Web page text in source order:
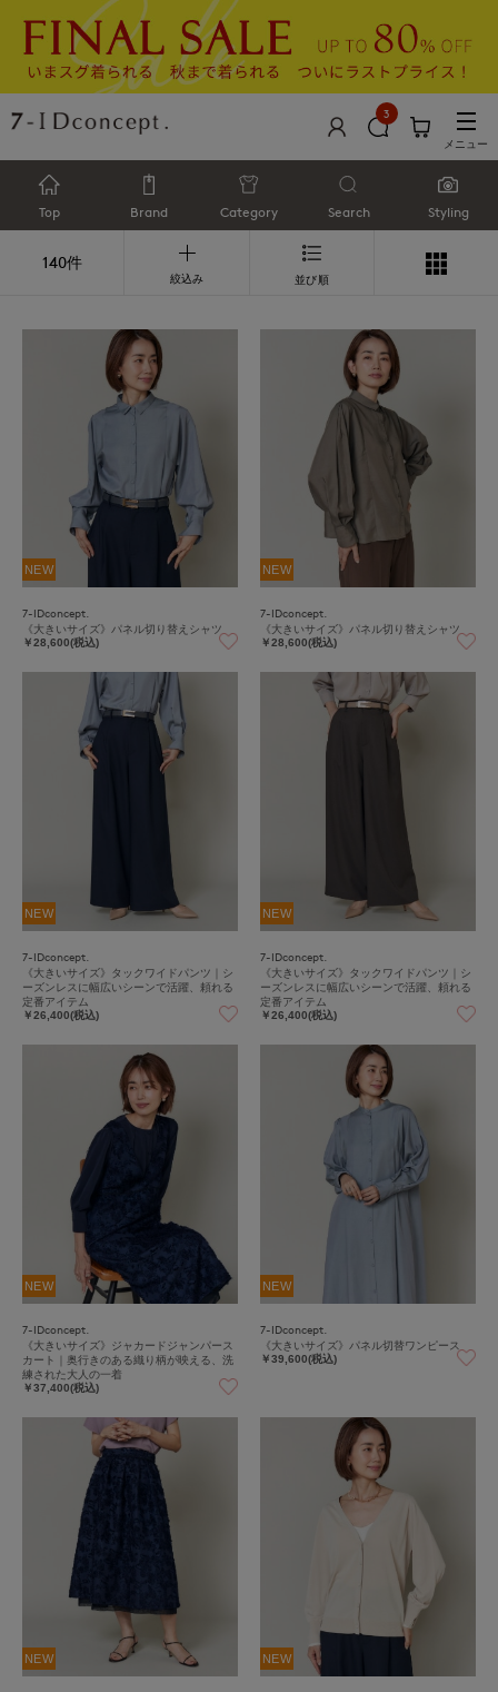
3
メニュー
Top Brand Category Search Styling
140件
絞込み 並び順
NEW
7-IDconcept.
《大きいサイズ》パネル切り替えシャツ
￥28,600(税込)
NEW
7-IDconcept.
《大きいサイズ》パネル切り替えシャツ
￥28,600(税込)
NEW
7-IDconcept.
《大きいサイズ》タックワイドパンツ｜シ
ーズンレスに幅広いシーンで活躍、頼れる
定番アイテム
￥26,400(税込)
NEW
7-IDconcept.
《大きいサイズ》タックワイドパンツ｜シ
ーズンレスに幅広いシーンで活躍、頼れる
定番アイテム
￥26,400(税込)
NEW
7-IDconcept.
《大きいサイズ》ジャカードジャンパース
カート｜奥行きのある織り柄が映える、洗
練された大人の一着
￥37,400(税込)
NEW
7-IDconcept.
《大きいサイズ》パネル切替ワンピース
￥39,600(税込)
NEW NEW